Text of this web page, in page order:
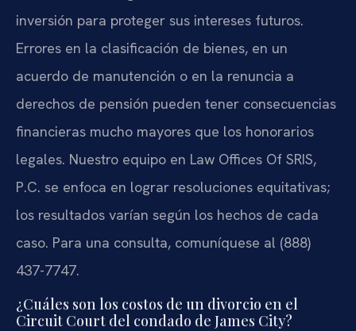
inversión para proteger sus intereses futuros.
Errores en la clasificación de bienes, en un
acuerdo de manutención o en la renuncia a
derechos de pensión pueden tener consecuencias
financieras mucho mayores que los honorarios
legales. Nuestro equipo en Law Offices Of SRIS,
P.C. se enfoca en lograr resoluciones equitativas;
los resultados varían según los hechos de cada
caso. Para una consulta, comuníquese al (888)
437-7747.
¿Cuáles son los costos de un divorcio en el
Circuit Court del condado de James City?